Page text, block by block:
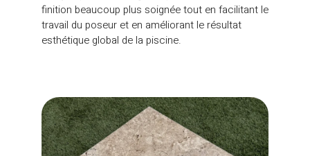
finition beaucoup plus soignée tout en facilitant le
travail du poseur et en améliorant le résultat
esthétique global de la piscine.